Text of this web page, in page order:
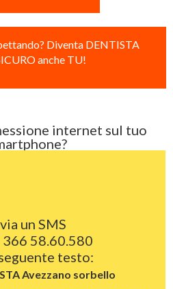
Diventa DENTISTA
anche TU!
internet sul tuo
un SMS
366 58.60.580
testo:
Avezzano sorbello